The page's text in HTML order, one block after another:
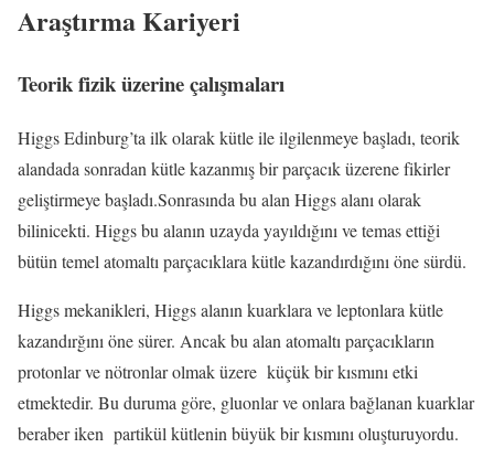
Araştırma Kariyeri
Teorik fizik üzerine çalışmaları
Higgs Edinburg’ta ilk olarak kütle ile ilgilenmeye başladı, teorik
alandada sonradan kütle kazanmış bir parçacık üzerene fikirler
geliştirmeye başladı.Sonrasında bu alan Higgs alanı olarak
bilinicekti. Higgs bu alanın uzayda yayıldığını ve temas ettiği
bütün temel atomaltı parçacıklara kütle kazandırdığını öne sürdü.
Higgs mekanikleri, Higgs alanın kuarklara ve leptonlara kütle
kazandırğını öne sürer. Ancak bu alan atomaltı parçacıkların
protonlar ve nötronlar olmak üzere küçük bir kısmını etki
etmektedir. Bu duruma göre, gluonlar ve onlara bağlanan kuarklar
beraber iken partikül kütlenin büyük bir kısmını oluşturuyordu.